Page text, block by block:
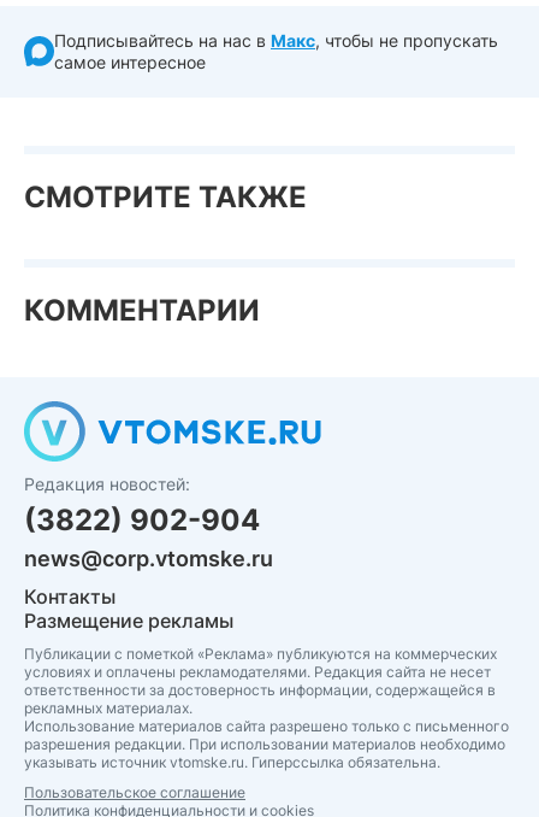
Подписывайтесь на нас в Макс, чтобы не пропускать
самое интересное
СМОТРИТЕ ТАКЖЕ
КОММЕНТАРИИ
Редакция новостей:
(3822) 902-904
news@corp.vtomske.ru
Контакты
Размещение рекламы
Публикации с пометкой «Реклама» публикуются на коммерческих
условиях и оплачены рекламодателями. Редакция сайта не несет
ответственности за достоверность информации, содержащейся в
рекламных материалах.
Использование материалов сайта разрешено только с письменного
разрешения редакции. При использовании материалов необходимо
указывать источник vtomske.ru. Гиперссылка обязательна.
Пользовательское соглашение
Политика конфиденциальности и cookies